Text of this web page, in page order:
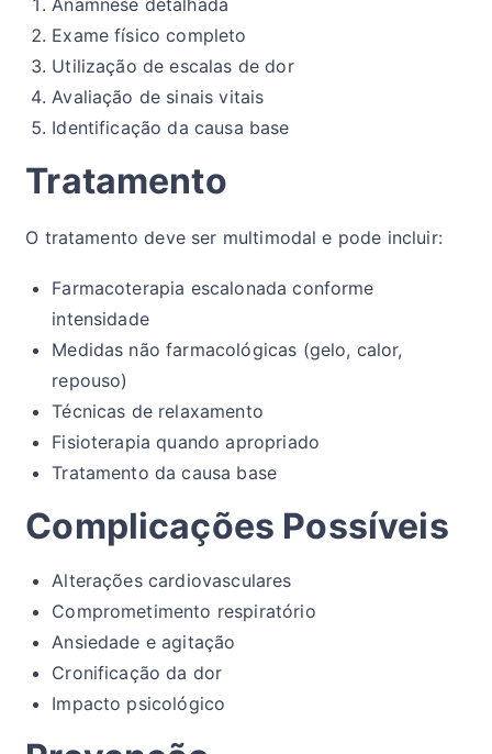
Anamnese detalhada
Exame físico completo
Utilização de escalas de dor
Avaliação de sinais vitais
Identificação da causa base
Tratamento
O tratamento deve ser multimodal e pode incluir:
Farmacoterapia escalonada conforme
intensidade
Medidas não farmacológicas (gelo, calor,
repouso)
Técnicas de relaxamento
Fisioterapia quando apropriado
Tratamento da causa base
Complicações Possíveis
Alterações cardiovasculares
Comprometimento respiratório
Ansiedade e agitação
Cronificação da dor
Impacto psicológico